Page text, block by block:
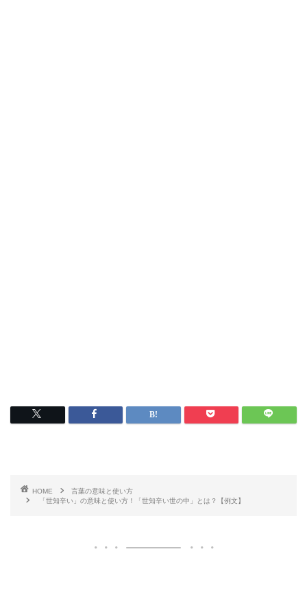
HOME
言葉の意味と使い方
「世知辛い」の意味と使い方！「世知辛い世の中」とは？【例文】